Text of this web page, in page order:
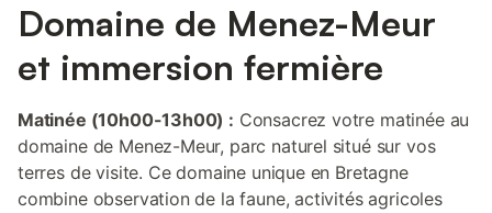
Domaine de Menez-Meur
et immersion fermière
Matinée (10h00-13h00) : Consacrez votre matinée au
domaine de Menez-Meur, parc naturel situé sur vos
terres de visite. Ce domaine unique en Bretagne
combine observation de la faune, activités agricoles